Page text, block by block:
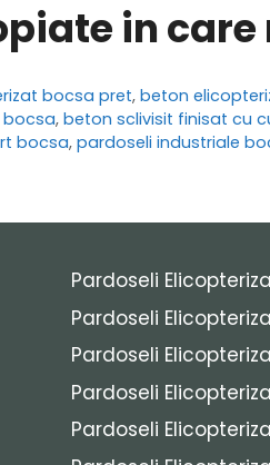
in
bocsa pret,beton
, beton sclivisit finisat cu
bocsa, pardoseli industriale
Pardoseli
Pardoseli
Pardoseli
Pardoseli
Pardoseli